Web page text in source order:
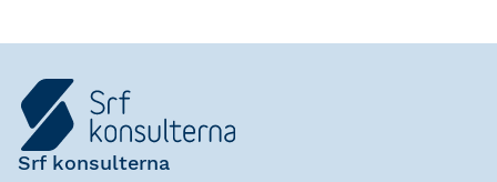
Srf konsulterna